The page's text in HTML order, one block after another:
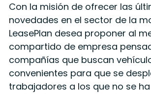
Con la misión de ofrecer las
novedades en el sector de la
LeasePlan desea proponer al
compartido de empresa
compañías que buscan
convenientes para que se
trabajadores a los que no se